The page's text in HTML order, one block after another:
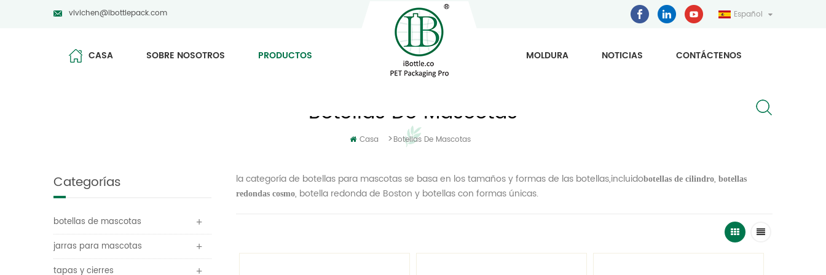
vivichen@ibottlepack.com Español
CASA SOBRE NOSOTROS PRODUCTOS MOLDURA NOTICIAS CONTÁCTENOS
Botellas De Mascotas
Casa >Botellas De Mascotas
la categoría de botellas para mascotas se basa en los tamaños y formas de las botellas,incluidobotellas de cilindro,botellas
redondas cosmo, botella redonda de Boston y botellas con formas únicas.
Categorías
botellas de mascotas
jarras para mascotas
tapas y cierres